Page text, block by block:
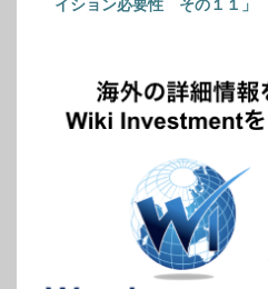
イション必要性 その１１」